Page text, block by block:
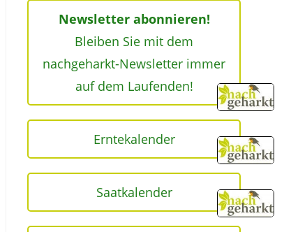
Newsletter abonnieren!
Bleiben Sie mit dem
nachgeharkt-Newsletter immer
auf dem Laufenden!
Erntekalender
Saatkalender